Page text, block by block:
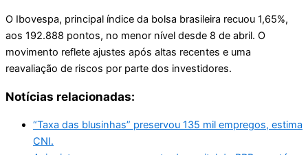
O Ibovespa, principal índice da bolsa brasileira recuou 1,65%,
aos 192.888 pontos, no menor nível desde 8 de abril. O
movimento reflete ajustes após altas recentes e uma
reavaliação de riscos por parte dos investidores.
Notícias relacionadas:
“Taxa das blusinhas” preservou 135 mil empregos, estima
CNI.